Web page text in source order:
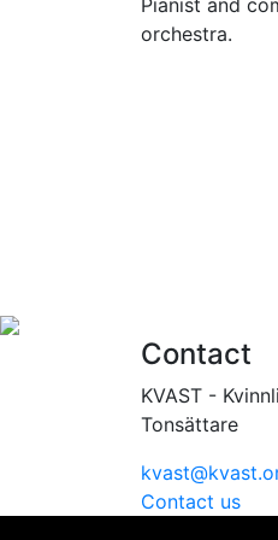
Pianist and
orchestra.
Contact
KVAST -
Tonsättare
Contact us